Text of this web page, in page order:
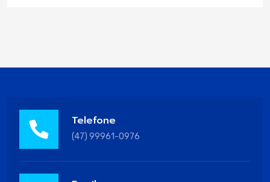
Telefone
(47) 99961-0976